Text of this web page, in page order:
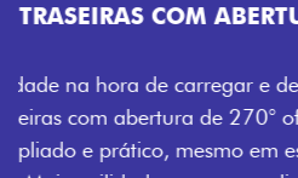
AMPLA ABERTURA DA
Mais versatilidade para o
abertura da porta lateral do
acesso à carga, otimizando
trabalho mais eficiente, onde